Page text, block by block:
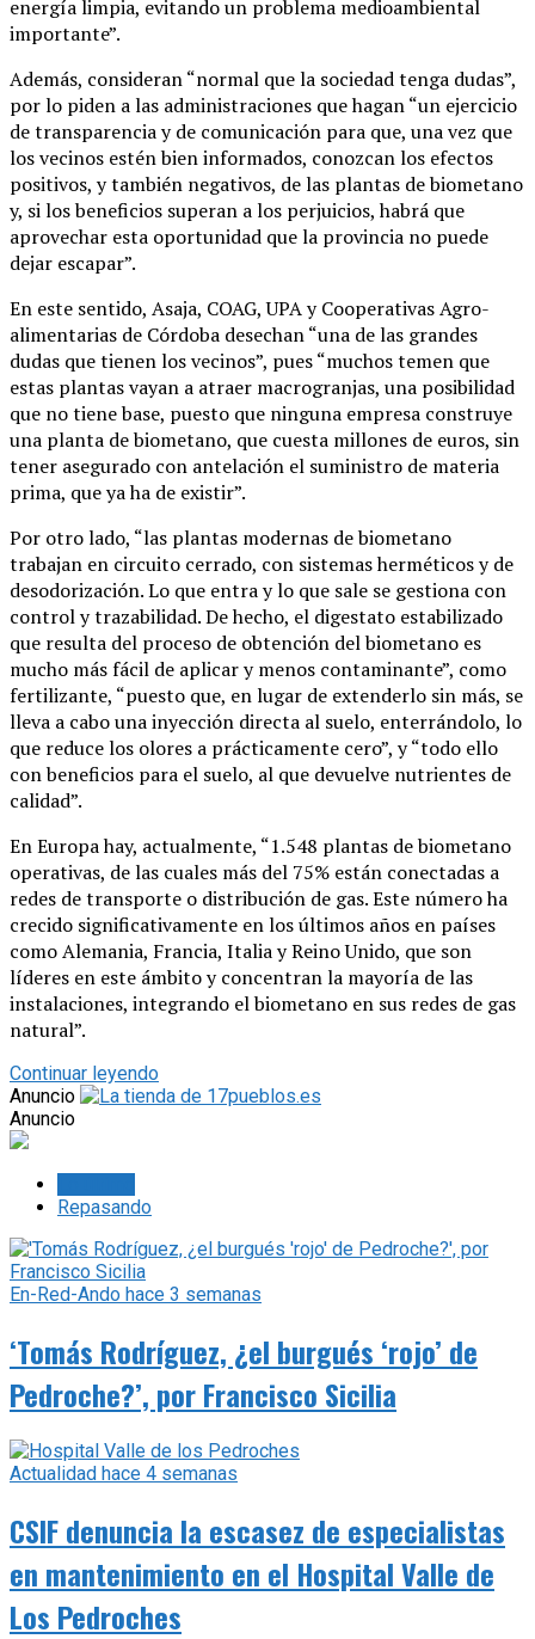
energía limpia, evitando un problema medioambiental
importante”.
Además, consideran “normal que la sociedad tenga dudas”,
por lo piden a las administraciones que hagan “un ejercicio
de transparencia y de comunicación para que, una vez que
los vecinos estén bien informados, conozcan los efectos
positivos, y también negativos, de las plantas de biometano
y, si los beneficios superan a los perjuicios, habrá que
aprovechar esta oportunidad que la provincia no puede
dejar escapar”.
En este sentido, Asaja, COAG, UPA y Cooperativas Agro-
alimentarias de Córdoba desechan “una de las grandes
dudas que tienen los vecinos”, pues “muchos temen que
estas plantas vayan a atraer macrogranjas, una posibilidad
que no tiene base, puesto que ninguna empresa construye
una planta de biometano, que cuesta millones de euros, sin
tener asegurado con antelación el suministro de materia
prima, que ya ha de existir”.
Por otro lado, “las plantas modernas de biometano
trabajan en circuito cerrado, con sistemas herméticos y de
desodorización. Lo que entra y lo que sale se gestiona con
control y trazabilidad. De hecho, el digestato estabilizado
que resulta del proceso de obtención del biometano es
mucho más fácil de aplicar y menos contaminante”, como
fertilizante, “puesto que, en lugar de extenderlo sin más, se
lleva a cabo una inyección directa al suelo, enterrándolo, lo
que reduce los olores a prácticamente cero”, y “todo ello
con beneficios para el suelo, al que devuelve nutrientes de
calidad”.
En Europa hay, actualmente, “1.548 plantas de biometano
operativas, de las cuales más del 75% están conectadas a
redes de transporte o distribución de gas. Este número ha
crecido significativamente en los últimos años en países
como Alemania, Francia, Italia y Reino Unido, que son
líderes en este ámbito y concentran la mayoría de las
instalaciones, integrando el biometano en sus redes de gas
natural”.
Continuar leyendo
Anuncio
Anuncio
Repasando
En-Red-Ando hace 3 semanas
‘Tomás Rodríguez, ¿el burgués ‘rojo’ de
Pedroche?’, por Francisco Sicilia
Actualidad hace 4 semanas
CSIF denuncia la escasez de especialistas
en mantenimiento en el Hospital Valle de
Los Pedroches